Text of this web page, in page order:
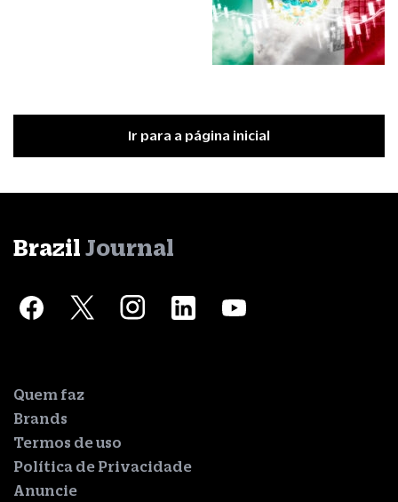
Ir para a página inicial
Brazil Journal
Quem faz
Brands
Termos de uso
Política de Privacidade
Anuncie